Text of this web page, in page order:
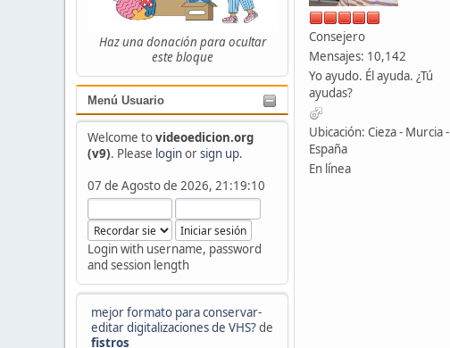
Haz una donación para ocultar
este bloque
Menú Usuario
Welcome tovideoedicion.org
(v9). Please loginorsign up.
07 de Agosto de 2026, 21:19:10
Login with username, password
and session length
mejor formato para conservar-
editar digitalizaciones de VHS?de
fistros
Consejero
Mensajes: 10,142
Yo ayudo. Él ayuda. ¿Tú
ayudas?
Ubicación: Cieza - Murcia -
España
En línea